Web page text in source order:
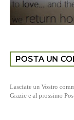
POSTA UN
Lasciate un Vostro
Grazie e al prossimo